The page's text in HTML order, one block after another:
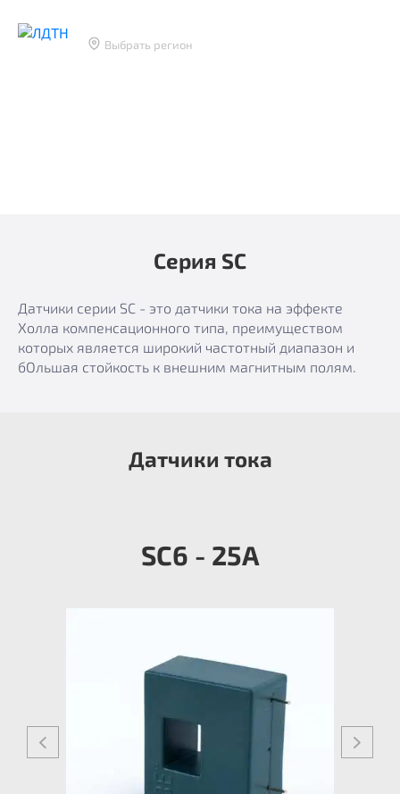
Выбрать регион
Серия SC
Датчики серии SC - это датчики тока на эффекте
Холла компенсационного типа, преимуществом
которых является широкий частотный диапазон и
бОльшая стойкость к внешним магнитным полям.
Датчики тока
SC6 - 25A